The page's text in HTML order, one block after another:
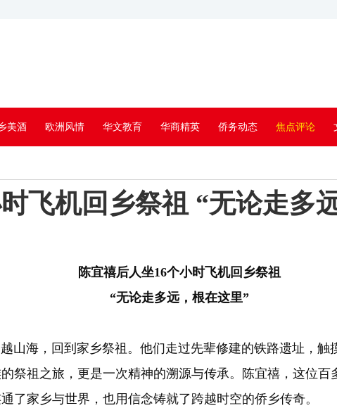
美酒 欧洲风情 华文教育 华商精英 侨务动态 焦点评论
飞机回乡祭祖 “无论走多
陈宜禧后人坐16个小时飞机回乡祭祖
“无论走多远，根在这里”
海，回到家乡祭祖。他们走过先辈修建的铁路遗址，触
祭祖之旅，更是一次精神的溯源与传承。陈宜禧，这位
家乡与世界，也用信念铸就了跨越时空的侨乡传奇。